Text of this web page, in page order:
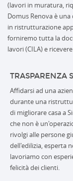
(lavori in muratura,
Domus Renova è
in ristrutturazione
forniremo tutta la
lavori (CILA) e
TRASPARENZA
Affidarsi ad una
durante una
di migliorare casa a
che non è
rivolgi alle persone
dell'edilizia, esperta
lavoriamo con
felicità dei clienti.